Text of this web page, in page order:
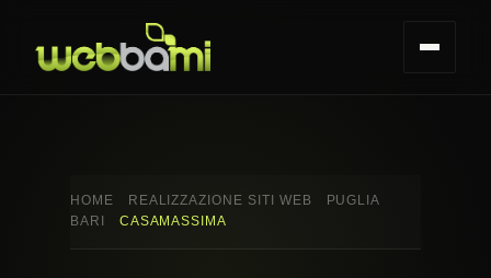
HOME REALIZZAZIONE SITI WEB
PUGLIA
BARI
CASAMASSIMA